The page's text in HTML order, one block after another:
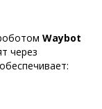
Waybot
через